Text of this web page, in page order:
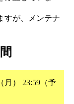
すが、メンテナ
月） 23:59（予